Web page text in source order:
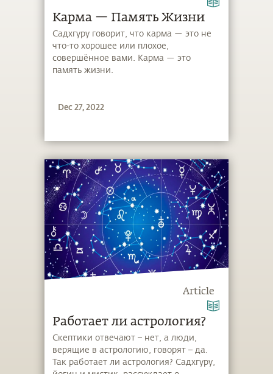
Карма — Память Жизни
Садхгуру говорит, что карма — это не
что-то хорошее или плохое,
совершённое вами. Карма — это
память жизни.
Dec 27, 2022
Article
Работает ли астрология?
Скептики отвечают – нет, а люди,
верящие в астрологию, говорят – да.
Так работает ли астрология? Садхгуру,